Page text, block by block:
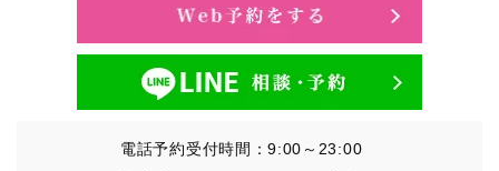
・その他、特定の個人を識別することができる情報
②TCBグループが各種サービスの利用に関連して取得す
日時、閲覧履歴等に関連する情報
（これには、Cookie情報、アクセスログ等の利用状況に
電話予約受付時間：9:00～23:00